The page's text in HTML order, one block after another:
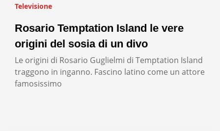
Televisione
Rosario Temptation Island le vere
origini del sosia di un divo
Le origini di Rosario Guglielmi di Temptation Island
traggono in inganno. Fascino latino come un attore
famosissimo